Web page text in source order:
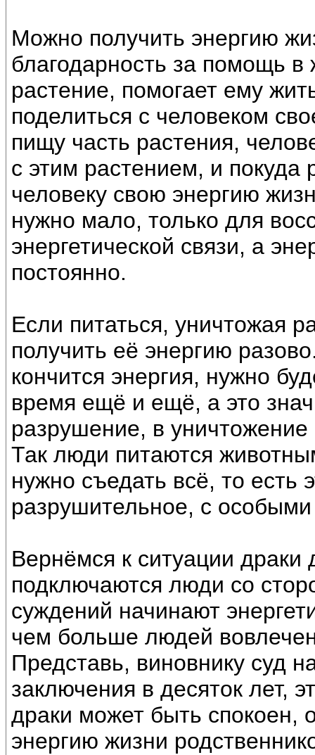
Можно получить энергию
благодарность за помощь
растение, помогает ему
поделиться с человеком
пищу часть растения,
с этим растением, и
человеку свою энергию
нужно мало, только для
энергетической связи, а
постоянно.
Если питаться, уничтожая
получить её энергию
кончится энергия, нужно
время ещё и ещё, а это
разрушение, в уничтожение
Так люди питаются
нужно съедать всё, то есть
разрушительное, с
Вернёмся к ситуации драки
подключаются люди со
суждений начинают
чем больше людей
Представь, виновнику суд
заключения в десяток лет,
драки может быть спокоен,
энергию жизни